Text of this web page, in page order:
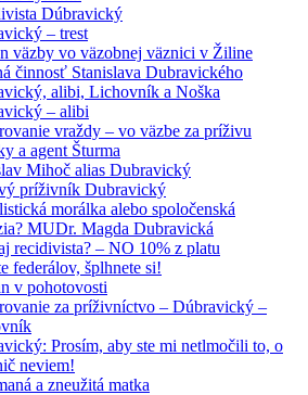
Dúbravický
– trest
väzby vo väzobnej väznici v Žiline
činnosť Stanislava Dubravického
alibi, Lichovník a Noška
– alibi
vraždy – vo väzbe za príživu
a agent Šturma
Mihoč alias Dubravický
príživník Dubravický
morálka alebo spoločenská
MUDr. Magda Dubravická
recidivista? – NO 10% z platu
federálov, šplhnete si!
v pohotovosti
za príživníctvo – Dúbravický –
Prosím, aby ste mi netlmočili to, o
neviem!
a zneužitá matka